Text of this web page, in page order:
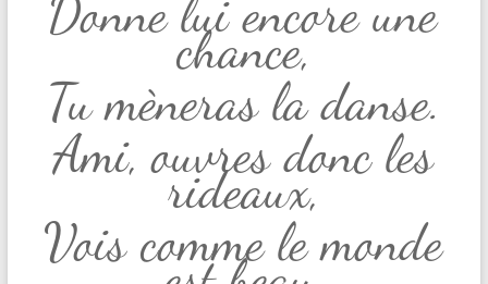
Donne lui encore une
chance,
Tu mèneras la danse.
Ami, ouvres donc les
rideaux,
Vois comme le monde